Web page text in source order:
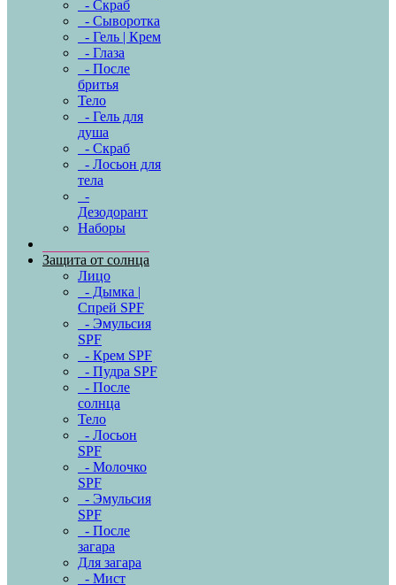
- Скраб
- Сыворотка
- Гель | Крем
- Глаза
- После
бритья
Тело
- Гель для
душа
- Скраб
- Лосьон для
тела
-
Дезодорант
Наборы
Защита от солнца
Лицо
- Дымка |
Спрей SPF
- Эмульсия
SPF
- Крем SPF
- Пудра SPF
- После
солнца
Тело
- Лосьон
SPF
- Молочко
SPF
- Эмульсия
SPF
- После
загара
Для загара
- Мист